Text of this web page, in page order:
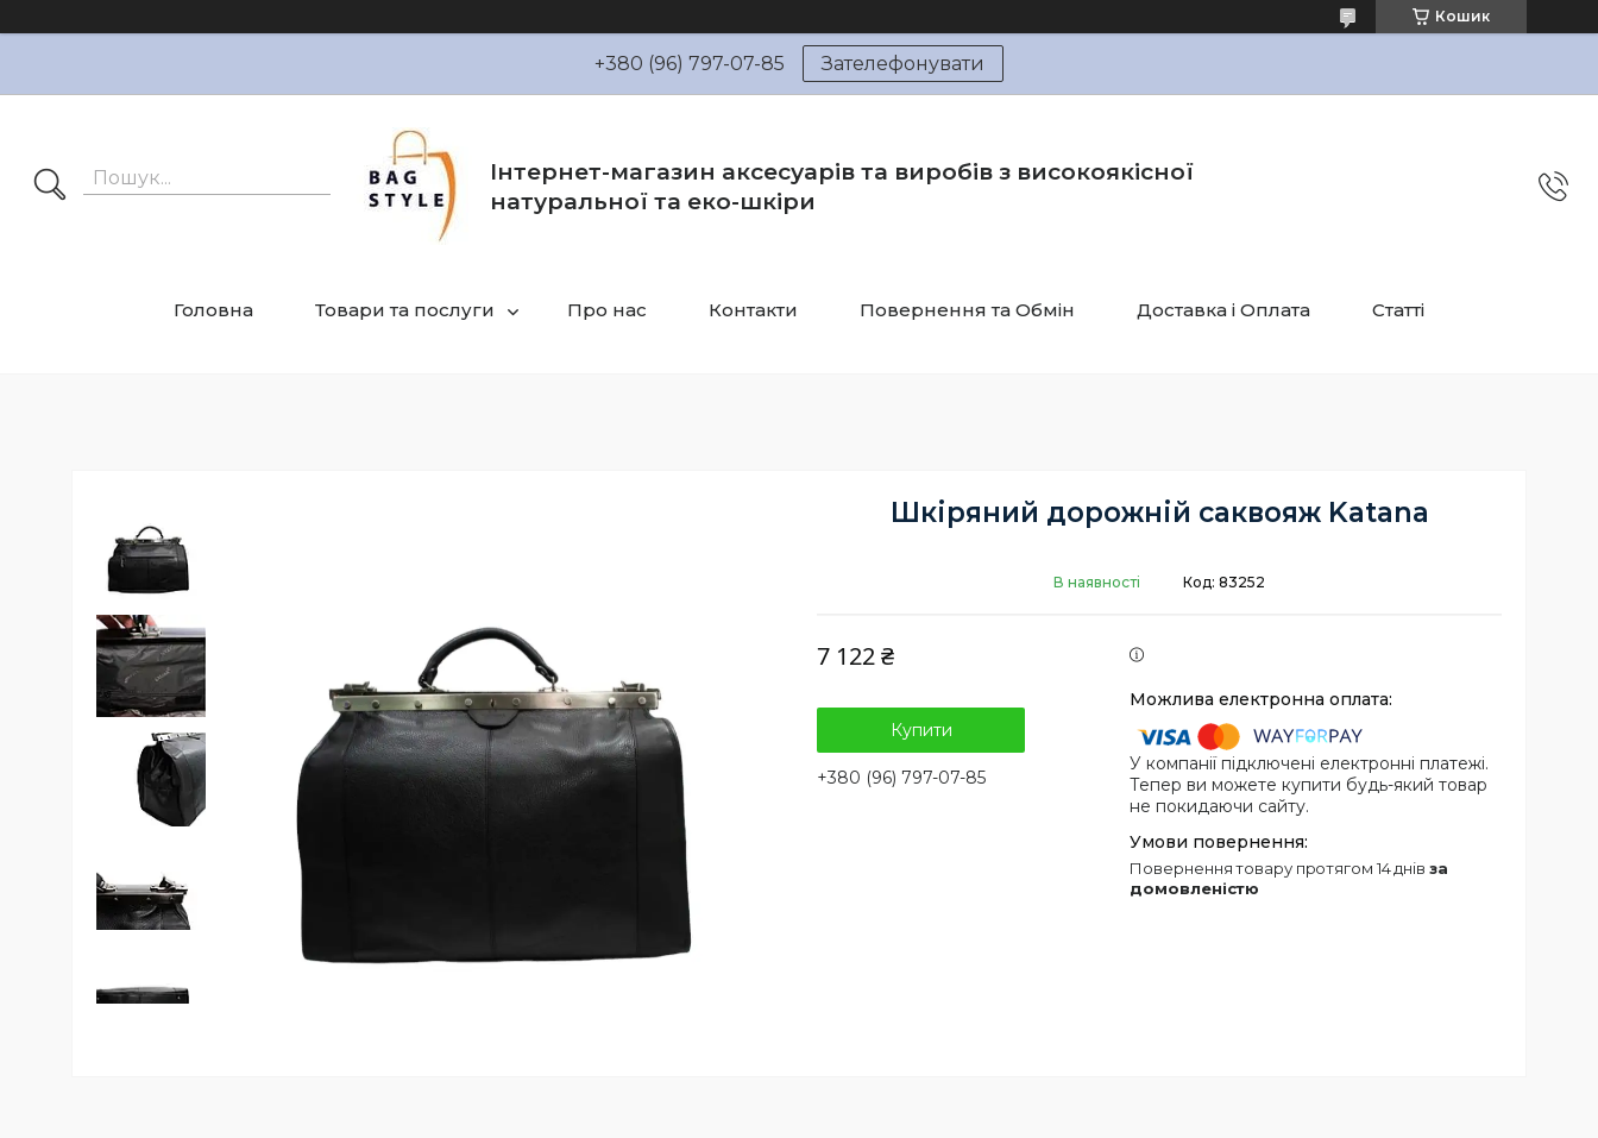
Кошик
+380 (96) 797-07-85 Зателефонувати
Інтернет-магазин аксесуарів та виробів з високоякісної
натуральної та еко-шкіри
Головна Товари та послуги Про нас Контакти Повернення та Обмін Доставка і Оплата Статті
Шкіряний дорожній саквояж Katana
В наявності Код: 83252
7 122 ₴
Купити
+380 (96) 797-07-85
У компанії підключені електронні платежі.
Тепер ви можете купити будь-який товар
не покидаючи сайту.
повернення товару протягом 14 днів за
домовленістю